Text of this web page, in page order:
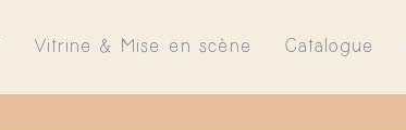
Vitrine & Mise en scène Catalogue